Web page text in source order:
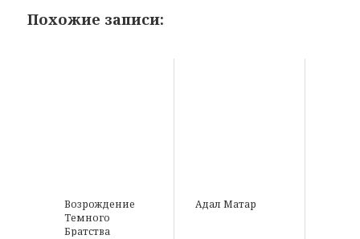
Похожие записи:
Возрождение
Темного
Братства
Адал Матар